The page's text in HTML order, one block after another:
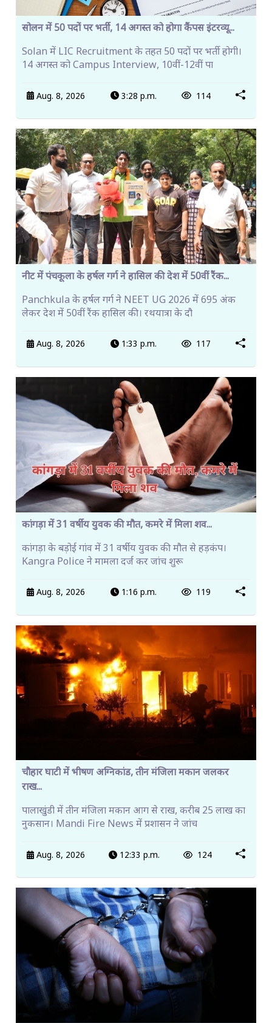
सोलन में 50 पदों पर भर्ती, 14 अगस्त को होगा कैंपस इंटरव्यू...
Solan में LIC Recruitment के तहत 50 पदों पर भर्ती होगी।
14 अगस्त को Campus Interview, 10वीं-12वीं पा
Aug. 8, 2026 3:28 p.m. 114
नीट में पंचकूला के हर्षल गर्ग ने हासिल की देश में 50वीं रैंक...
Panchkula के हर्षल गर्ग ने NEET UG 2026 में 695 अंक
लेकर देश में 50वीं रैंक हासिल की। रथयात्रा के दौ
Aug. 8, 2026 1:33 p.m. 117
कांगड़ा में 31 वर्षीय युवक की मौत, कमरे में मिला शव...
कांगड़ा के बड़ोई गांव में 31 वर्षीय युवक की मौत से हड़कंप।
Kangra Police ने मामला दर्ज कर जांच शुरू
Aug. 8, 2026 1:16 p.m. 119
चौहार घाटी में भीषण अग्निकांड, तीन मंजिला मकान जलकर
राख...
पालाखुंडी में तीन मंजिला मकान आग से राख, करीब 25 लाख का
नुकसान। Mandi Fire News में प्रशासन ने जांच
Aug. 8, 2026 12:33 p.m. 124